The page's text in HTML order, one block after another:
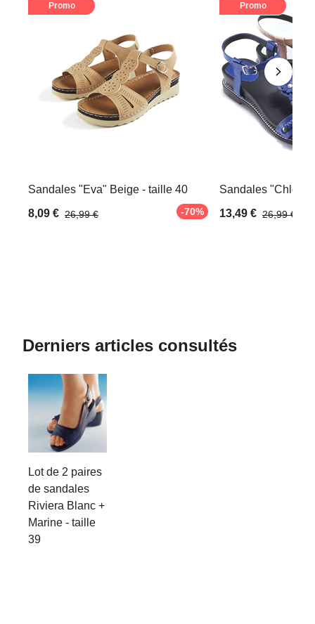
Promo
Sandales "Eva" Beige - taille 40
8,09 € 26,99 € -70%
Promo
Sandales "Chloé"
13,49 € 26,99 €
Derniers articles consultés
Lot de 2 paires
de sandales
Riviera Blanc +
Marine - taille
39